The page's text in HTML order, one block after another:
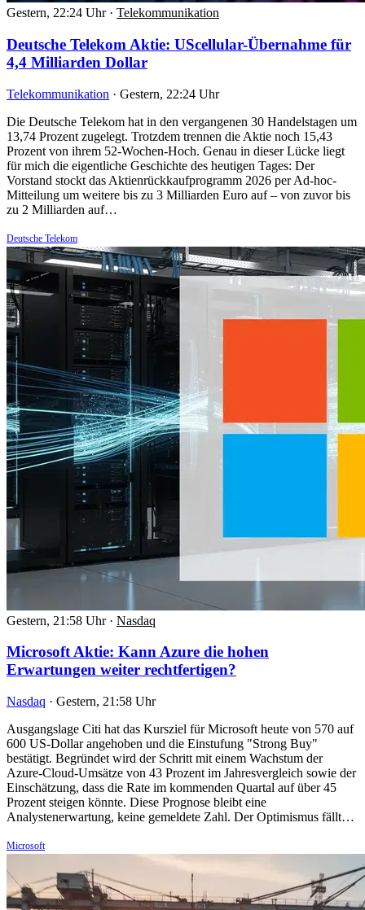
Gestern, 22:24 Uhr · Telekommunikation
Deutsche Telekom Aktie: UScellular-Übernahme für
4,4 Milliarden Dollar
Telekommunikation · Gestern, 22:24 Uhr
Die Deutsche Telekom hat in den vergangenen 30 Handelstagen um
13,74 Prozent zugelegt. Trotzdem trennen die Aktie noch 15,43
Prozent von ihrem 52-Wochen-Hoch. Genau in dieser Lücke liegt
für mich die eigentliche Geschichte des heutigen Tages: Der
Vorstand stockt das Aktienrückkaufprogramm 2026 per Ad-hoc-
Mitteilung um weitere bis zu 3 Milliarden Euro auf – von zuvor bis
zu 2 Milliarden auf…
Deutsche Telekom
Gestern, 21:58 Uhr · Nasdaq
Microsoft Aktie: Kann Azure die hohen
Erwartungen weiter rechtfertigen?
Nasdaq · Gestern, 21:58 Uhr
Ausgangslage Citi hat das Kursziel für Microsoft heute von 570 auf
600 US-Dollar angehoben und die Einstufung "Strong Buy"
bestätigt. Begründet wird der Schritt mit einem Wachstum der
Azure-Cloud-Umsätze von 43 Prozent im Jahresvergleich sowie der
Einschätzung, dass die Rate im kommenden Quartal auf über 45
Prozent steigen könnte. Diese Prognose bleibt eine
Analystenerwartung, keine gemeldete Zahl. Der Optimismus fällt…
Microsoft